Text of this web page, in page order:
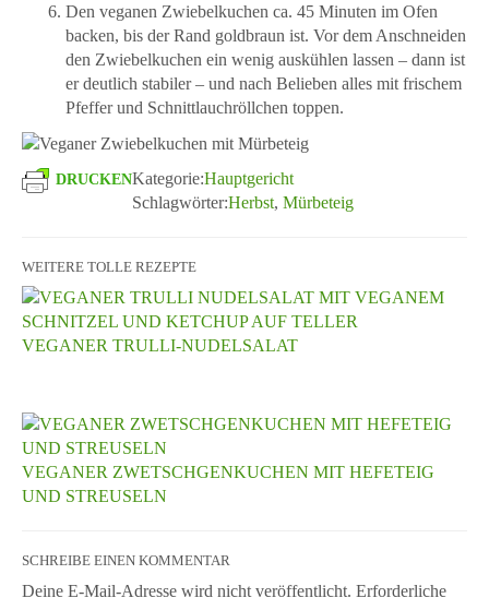
Den veganen Zwiebelkuchen ca. 45 Minuten im Ofen
backen, bis der Rand goldbraun ist. Vor dem Anschneiden
den Zwiebelkuchen ein wenig auskühlen lassen – dann ist
er deutlich stabiler – und nach Belieben alles mit frischem
Pfeffer und Schnittlauchröllchen toppen.
DRUCKENKategorie:Hauptgericht
Schlagwörter:Herbst, Mürbeteig
WEITERE TOLLE REZEPTE
VEGANER TRULLI-NUDELSALAT
VEGANER ZWETSCHGENKUCHEN MIT HEFETEIG
UND STREUSELN
SCHREIBE EINEN KOMMENTAR
Deine E-Mail-Adresse wird nicht veröffentlicht. Erforderliche